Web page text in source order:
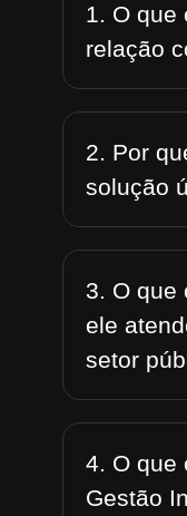
1. O que
relação
2. Por
solução
3. O que
ele
setor
4. O que
Gestão